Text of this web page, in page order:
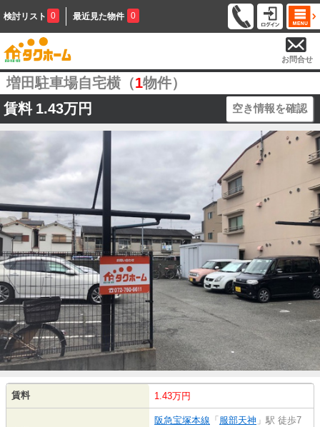
検討リスト 0 最近見た物件 0
お問合せ
増田駐車場自宅横（1物件）
賃料 1.43万円 空き情報を確認
賃料 1.43万円
阪急宝塚本線 「 服部天神 」駅 徒歩7